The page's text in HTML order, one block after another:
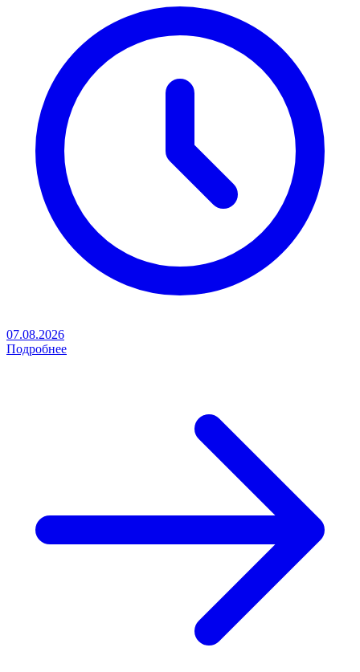
07.08.2026
Подробнее